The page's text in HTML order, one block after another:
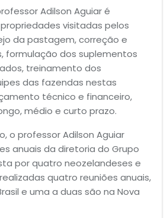
Adilson Aguiar é
visitadas pelos
da pastagem, correção e
formulação dos suplementos
treinamento dos
das fazendas nestas
técnico e financeiro,
médio e curto prazo.
o professor Adilson Aguiar
anuais da diretoria do Grupo
por quatro neozelandeses e
quatro reuniões anuais,
e uma a duas são na Nova